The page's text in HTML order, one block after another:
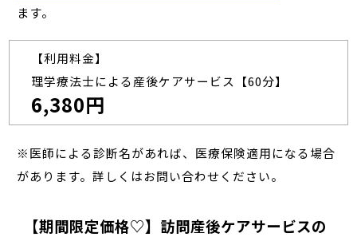
ます。
【利用料金】
理学療法士による産後ケアサービス【60分】
6,380円
※医師による診断名があれば、医療保険適用になる場合
があります。詳しくはお問い合わせください。
【期間限定価格♡】訪問産後ケアサービスの